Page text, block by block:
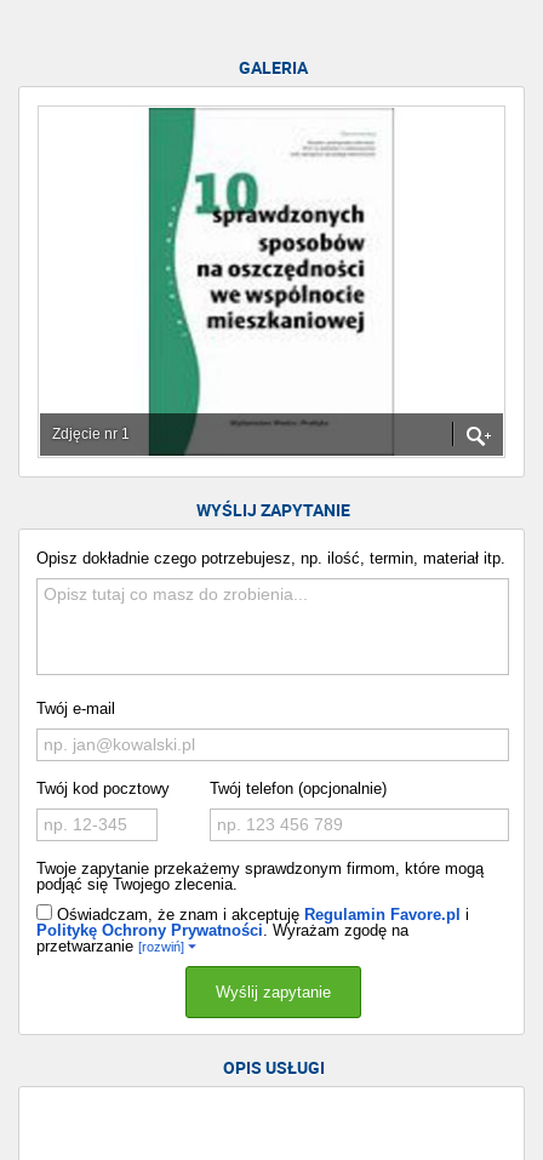
GALERIA
Zdjęcie nr 1
WYŚLIJ ZAPYTANIE
Opisz dokładnie czego potrzebujesz, np. ilość, termin, materiał itp.
Twój e-mail
Twój kod pocztowy Twój telefon (opcjonalnie)
Twoje zapytanie przekażemy sprawdzonym firmom, które mogą
podjąć się Twojego zlecenia.
Oświadczam, że znam i akceptuję Regulamin Favore.pl i
Politykę Ochrony Prywatności . Wyrażam zgodę na
przetwarzanie [rozwiń]
OPIS USŁUGI